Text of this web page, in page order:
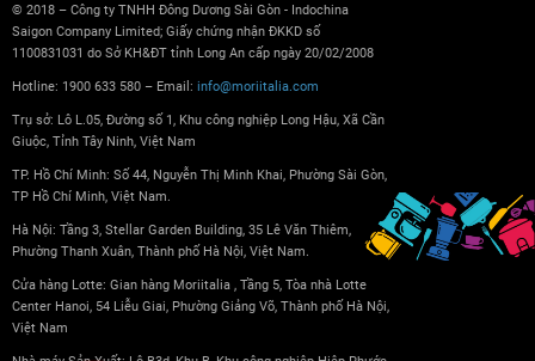
© 2018 – Công ty TNHH Đông Dương Sài Gòn - Indochina
Saigon Company Limited; Giấy chứng nhận ĐKKD số
1100831031 do Sở KH&ĐT tỉnh Long An cấp ngày 20/02/2008
Hotline: 1900 633 580 – Email: info@moriitalia.com
Trụ sở: Lô L.05, Đường số 1, Khu công nghiệp Long Hậu, Xã Cần
Giuộc, Tỉnh Tây Ninh, Việt Nam
TP. Hồ Chí Minh: Số 44, Nguyễn Thị Minh Khai, Phường Sài Gòn,
TP Hồ Chí Minh, Việt Nam.
Hà Nội: Tầng 3, Stellar Garden Building, 35 Lê Văn Thiêm,
Phường Thanh Xuân, Thành phố Hà Nội, Việt Nam.
Cửa hàng Lotte: Gian hàng Moriitalia , Tầng 5, Tòa nhà Lotte
Center Hanoi, 54 Liễu Giai, Phường Giảng Võ, Thành phố Hà Nội,
Việt Nam